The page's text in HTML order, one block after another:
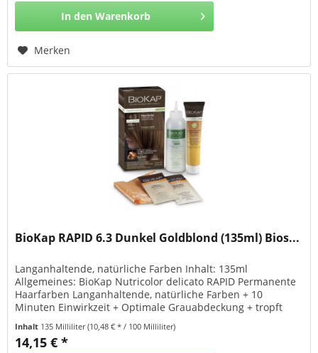
In den Warenkorb
Merken
BioKap RAPID 6.3 Dunkel Goldblond (135ml) Bios...
Langanhaltende, natürliche Farben Inhalt: 135ml
Allgemeines: BioKap Nutricolor delicato RAPID Permanente
Haarfarben Langanhaltende, natürliche Farben + 10
Minuten Einwirkzeit + Optimale Grauabdeckung + tropft
färbt, repariert + mit BIO-ARGANÖL und TRICOREPAIR
Komplex + bis zu 80% der Inhaltsstoffe sind natürlichen...
Inhalt 135 Milliliter(10,48 € * / 100 Milliliter)
14,15 € *